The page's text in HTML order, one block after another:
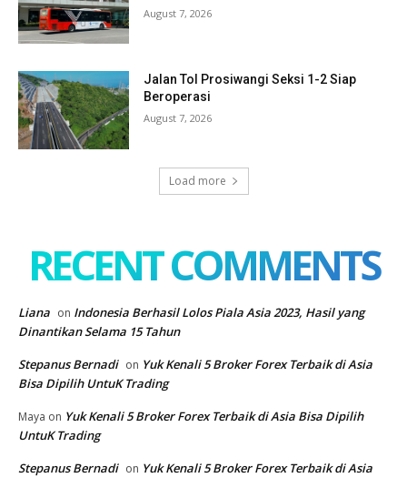
August 7, 2026
Jalan Tol Prosiwangi Seksi 1-2 Siap
Beroperasi
August 7, 2026
Load more
RECENT COMMENTS
Liana on Indonesia Berhasil Lolos Piala Asia 2023, Hasil yang
Dinantikan Selama 15 Tahun
Stepanus Bernadi on Yuk Kenali 5 Broker Forex Terbaik di Asia
Bisa Dipilih UntuK Trading
Maya on Yuk Kenali 5 Broker Forex Terbaik di Asia Bisa Dipilih
UntuK Trading
Stepanus Bernadi on Yuk Kenali 5 Broker Forex Terbaik di Asia